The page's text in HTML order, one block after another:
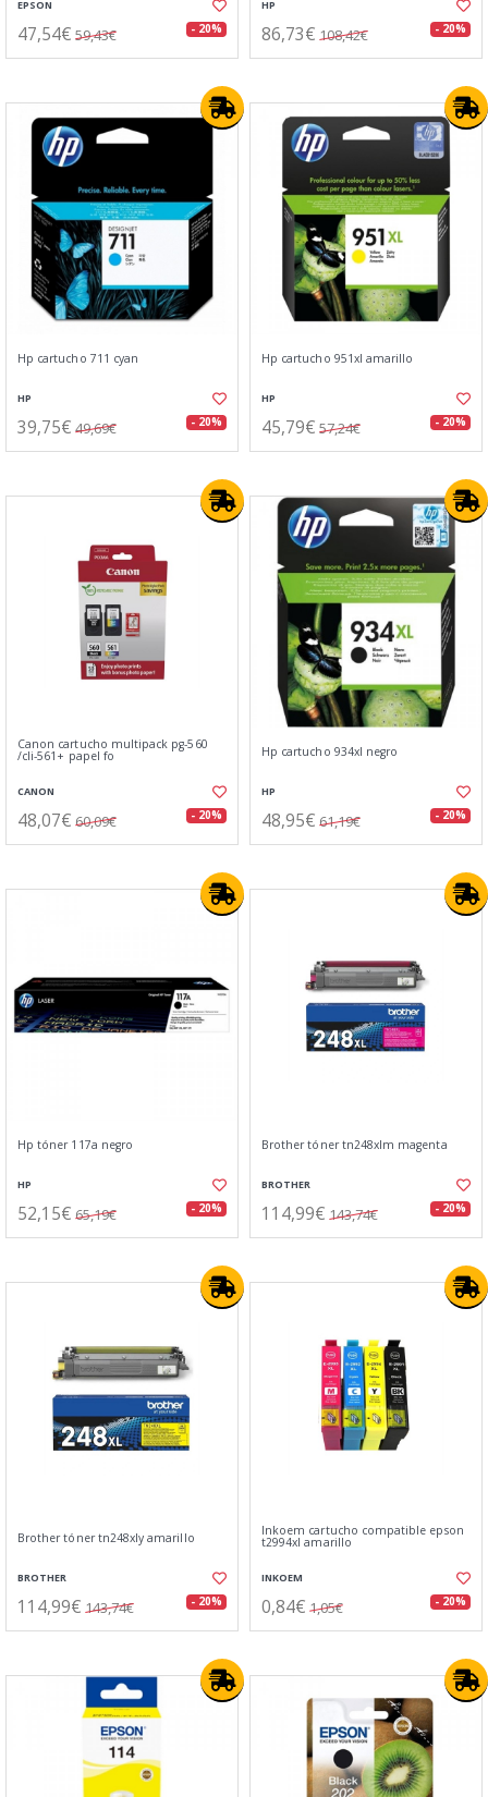
EPSON
47,54€ 59,43€ - 20%
HP
86,73€ 108,42€ - 20%
Hp cartucho 711 cyan
HP
39,75€ 49,69€ - 20%
Hp cartucho 951xl amarillo
HP
45,79€ 57,24€ - 20%
Canon cartucho multipack pg-560
/cli-561+ papel fo
CANON
48,07€ 60,09€ - 20%
Hp cartucho 934xl negro
HP
48,95€ 61,19€ - 20%
Hp tóner 117a negro
HP
52,15€ 65,19€ - 20%
Brother tóner tn248xlm magenta
BROTHER
114,99€ 143,74€ - 20%
Brother tóner tn248xly amarillo
BROTHER
114,99€ 143,74€ - 20%
Inkoem cartucho compatible epson
t2994xl amarillo
INKOEM
0,84€ 1,05€ - 20%